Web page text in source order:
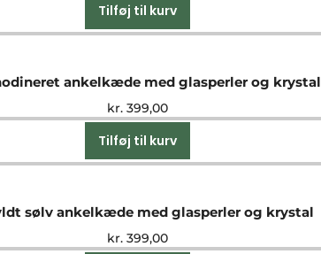
Tilføj til kurv
ankelkæde med glasperler og krystal
kr.399,00
Tilføj til kurv
sølv ankelkæde med glasperler og krystal
kr.399,00